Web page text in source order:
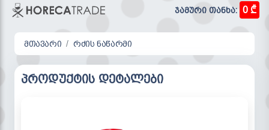
ჯამური თანხა: 0 ₾
მთავარი რძის ნაწარმი
პროდუქტის დეტალები